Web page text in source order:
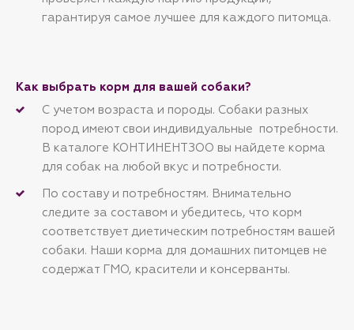
гарантируя самое лучшее для каждого питомца.
Как выбрать корм для вашей собаки?
С учетом возраста и породы. Собаки разных
пород имеют свои индивидуальные потребности.
В каталоге КОНТИНЕНТЗОО вы найдете корма
для собак на любой вкус и потребности.
По составу и потребностям. Внимательно
следите за составом и убедитесь, что корм
соответствует диетическим потребностям вашей
собаки. Наши корма для домашних питомцев не
содержат ГМО, красители и консерванты.